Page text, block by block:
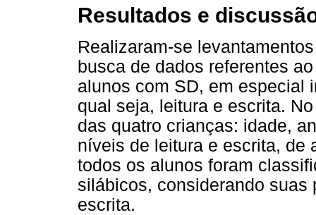
Resultados e
Realizaram-se
busca de dados referentes
alunos com SD, em especial
qual seja, leitura e escrita.
das quatro crianças: idade,
níveis de leitura e escrita, de
todos os alunos foram
silábicos, considerando suas
escrita.